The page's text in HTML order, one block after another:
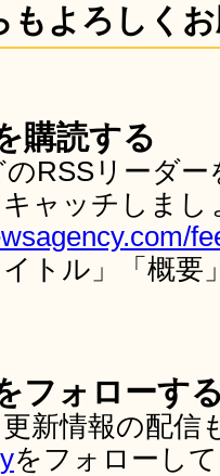
もよろしく
購読する
RSSリーダ
ャッチしま
トル」「概要
フォローす
新情報の配
をフォローし